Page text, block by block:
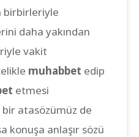
birbirleriyle
daha yakından
vakit
muhabbet edip
etmesi
atasözümüz de
konuşa anlaşır sözü